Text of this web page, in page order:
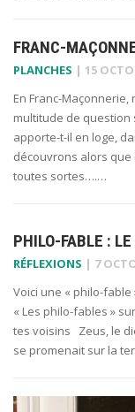
FRANC-
PLANCHES | 15
En Franc-
multitude de question
apporte-t-il en loge,
découvrons alors
toutes sortes….…
PHILO-FABLE :
RÉFLEXIONS | 7
Voici une « philo-
« Les philo-fables »
tes voisins Zeus, le
se promenait sur la